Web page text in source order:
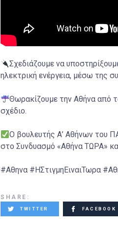
Σχεδιάζουμε να
ηλεκτρική ενέργεια, μέσω της
Θωρακίζουμε την Αθήνα από
σχέδιο.
Ο βουλευτής Α’ Αθήνων του
στο Συνδυασμό «Αθήνα ΤΩΡΑ»
#Αθηνα #ΗΣτιγμηΕιναιΤωρα
SHARE:
TWITTER FACEBOOK